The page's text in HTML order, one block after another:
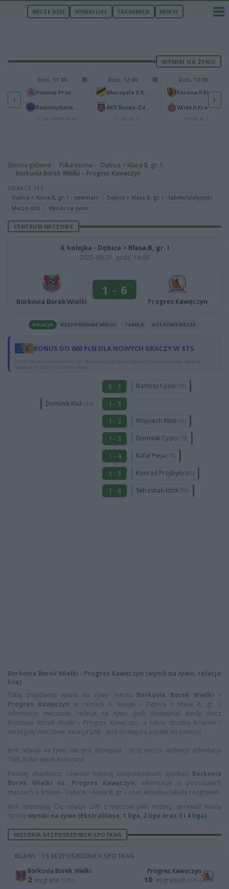
MECZE DZIŚ WYNIKI LIVE TRANSMISJE NEWSY
WYNIKI NA ŻYWO
‹
1
1
Dziś, 11:00
IV liga podkarpacka
Dziś, 12:00
III liga, gr. IV
Dziś, 12:00
Korona II Kielce
Wisła II Kraków
III liga, gr. IV
›
Strona główna Piłka nożna
Dębica > Klasa B, gr. I
Borkovia Borek Wielki – Progres Kawęczyn
ZOBACZ TEŻ
Dębica > Klasa B, gr. I - terminarz
Dębica > Klasa B, gr. I - tabela/statystyki
Mecze dziś
Wyniki na żywo
CENTRUM MECZOWE
4. kolejka - Dębica > Klasa B, gr. I
2025-09-21, godz. 14:00
Borkovia Borek Wielki
1 - 6
Progres Kawęczyn
RELACJA BEZPOŚREDNIE MECZE TABELA OSTATNIE MECZE
BONUS DO 660 PLN DLA NOWYCH GRACZY W STS
Tylko dla osób pełnoletnich 18+. Reklamujemy tylko legalnych bukmacherów. Hazard
stwarza ryzyko straty finansowej.
0 - 1 Bartosz Cyzio (16)
Dominik Kluk(36)
1 - 1
1 - 2
Wojciech Kłos(65)
1 - 3 Dominik Cyzio (75)
1 - 4 Rafał Pieja (79)
1 - 5 Konrad Przybyło (85)
1 - 6 Sebastian Idzik(90)
Borkovia Borek Wielki - Progres Kawęczyn (wynik na żywo, relacja
live)
Tutaj znajdziesz wyniki na żywo meczu Borkovia Borek Wielki -
Progres Kawęczyn w ramach 4. kolejki - Dębica > Klasa B, gr. I.
Informacje meczowe, relacja na żywo (jeśli dostępna), kiedy mecz
Borkovia Borek Wielki - Progres Kawęczyn, a także strzelcy bramek i
szczegóły meczowe. Relacja LIVE - jeśli dostępna pojawi się poniżej.
Jeśli relacja na żywo nie jest dostępna - przy meczu widnieje adnotacja
TWK (tylko wynik końcowy)
Poniżej znajdziesz również historę bezpośrednich spotkań Borkovia
Borek Wielki vs. Progres Kawęczyn, informacje o pozostałych
meczach 4. kolejki - Dębica > Klasa B, gr. I oraz aktualną tabelę rozgrywek.
Jeśli interesują Cię relacje LIVE z meczów piłki nożnej, sprawdź naszą
stronę wyniki na żywo (Ekstraklasa, 1 liga, 2 liga oraz 3 i 4 liga).
HISTORIA BEZPOŚREDNICH SPOTKAŃ
BILANS · 15 BEZPOŚREDNICH SPOTKAŃ
Borkovia Borek Wielki
2 wygrane (13%)
Progres Kawęczyn
10 wygranych (67%)